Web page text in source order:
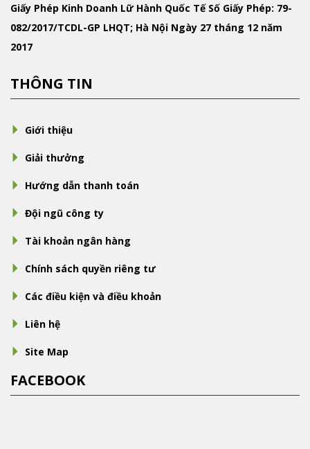
Giấy Phép Kinh Doanh Lữ Hành Quốc TếSố Giấy Phép: 79-
082/2017/TCDL-GP LHQT; Hà Nội Ngày 27 tháng 12 năm
2017
THÔNG TIN
Giới thiệu
Giải thưởng
Hướng dẫn thanh toán
Đội ngũ công ty
Tài khoản ngân hàng
Chính sách quyền riêng tư
Các điều kiện và điều khoản
Liên hệ
Site Map
FACEBOOK